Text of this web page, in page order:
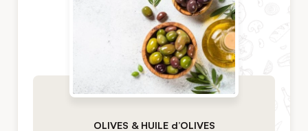
OLIVES & HUILE d’OLIVES